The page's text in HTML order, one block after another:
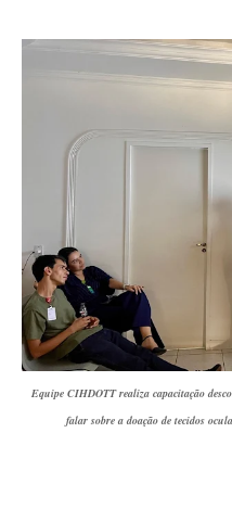
Equipe CIHDOTT realiza capacitação
falar sobre a doação de tecidos